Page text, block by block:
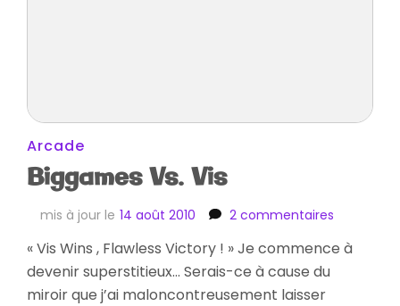
Arcade
Biggames Vs. Vis
mis à jour le 14 août 2010 2 commentaires
Vs.
« Vis Wins , Flawless Victory ! » Je commence à
devenir superstitieux… Serais-ce à cause du
miroir que j’ai maloncontreusement laisser